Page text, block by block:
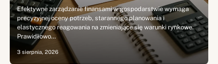
Efektywne zarządzanie finansami w gospodarstwie wymaga
precyzyjnej oceny potrzeb, starannego planowania i
elastycznego reagowania na zmieniające się warunki rynkowe.
Prawidłowo…
3 sierpnia, 2026